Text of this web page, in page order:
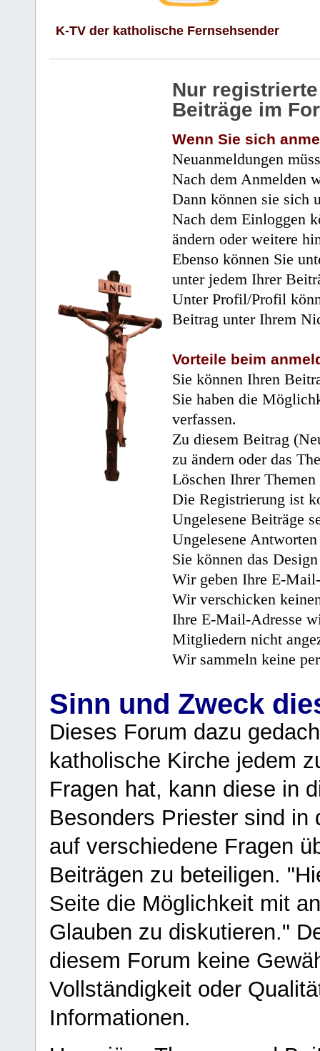
K-TV der katholische Fernsehsender
Nur
Beiträge im
Wenn Sie sich
Neuanmeldungen
Nach dem Anmelden
Dann können sie sich
Nach dem Einloggen
ändern oder weitere
Ebenso können Sie
unter jedem Ihrer
Unter Profil/Profil
Beitrag unter Ihrem
Vorteile beim
Sie können Ihren
Sie haben die
verfassen.
Zu diesem Beitrag
zu ändern oder das
Löschen Ihrer
Die Registrierung ist
Ungelesene Beiträge
Ungelesene
Sie können das
Wir geben Ihre E-
Wir verschicken
Ihre E-Mail-Adresse
Mitgliedern nicht
Wir sammeln keine
Sinn und Zweck
Dieses Forum dazu
katholische Kirche jedem
Fragen hat, kann diese in
Besonders Priester sind in
auf verschiedene Fragen
Beiträgen zu beteiligen.
Seite die Möglichkeit mit
Glauben zu diskutieren."
diesem Forum keine
Vollständigkeit oder
Informationen.